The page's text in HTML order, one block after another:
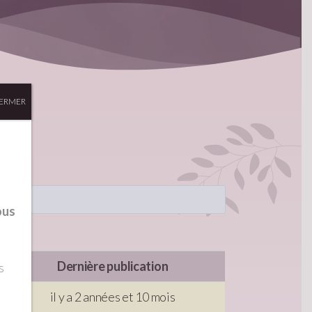
Dernière publication
il y a 2 années et 10 mois